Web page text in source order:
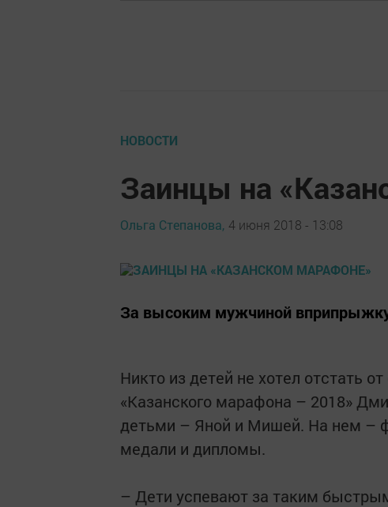
НОВОСТИ
Заинцы на
Ольга Степанова, 4 июня 2018 - 13:08
За высоким мужчиной
Никто из детей не хотел отстать
«Казанского марафона – 2018»
детьми – Яной и Мишей. На нем –
медали и дипломы.
– Дети успевают за таким